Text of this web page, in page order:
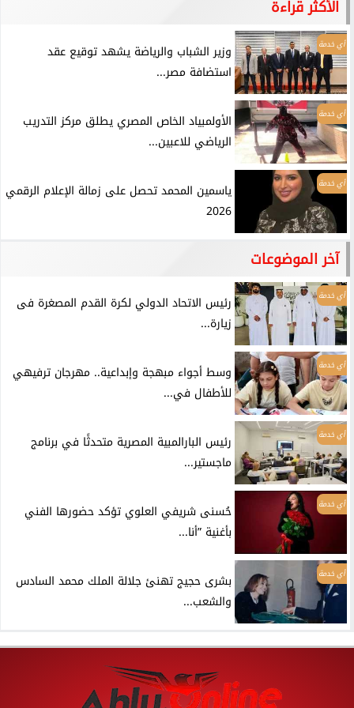
الأكثر قراءة
أي خدمة
وزير الشباب والرياضة يشهد توقيع عقد
استضافة مصر...
أي خدمة
الأولمبياد الخاص المصري يطلق مركز التدريب
الرياضي للاعبين...
أي خدمة
ياسمين المحمد تحصل على زمالة الإعلام الرقمي
2026
آخر الموضوعات
أي خدمة
رئيس الاتحاد الدولي لكرة القدم المصغرة فى
زيارة...
أي خدمة
وسط أجواء مبهجة وإبداعية.. مهرجان ترفيهي
للأطفال في...
أي خدمة
رئيس البارالمبية المصرية متحدثًا في برنامج
ماجستير...
أي خدمة
حُسنى شريفي العلوي تؤكد حضورها الفني
بأغنية ”أنا...
أي خدمة
بشرى حجيج تهنئ جلالة الملك محمد السادس
والشعب...